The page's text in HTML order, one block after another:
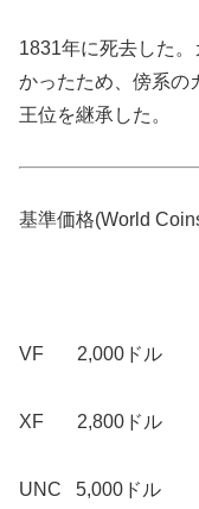
1831年に死去した
かったため、傍系の
王位を継承した。
基準価格(World
VF 2,000ドル
XF 2,800ドル
UNC 5,000ドル